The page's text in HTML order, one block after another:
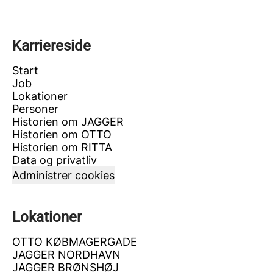
Karriereside
Start
Job
Lokationer
Personer
Historien om JAGGER
Historien om OTTO
Historien om RITTA
Data og privatliv
Administrer cookies
Lokationer
OTTO KØBMAGERGADE
JAGGER NORDHAVN
JAGGER BRØNSHØJ